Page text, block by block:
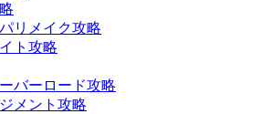
リメイク攻略
ト攻略
バーロード攻略
メント攻略